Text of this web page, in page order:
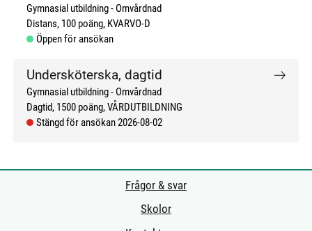
Gymnasial utbildning
Omvårdnad
Distans 100 poäng KVARVO-D
Öppen för ansökan
Undersköterska, dagtid
Gymnasial utbildning
Omvårdnad
Dagtid 1500 poäng VÅRDUTBILDNING
Stängd för ansökan 2026-08-02
Frågor & svar
Skolor